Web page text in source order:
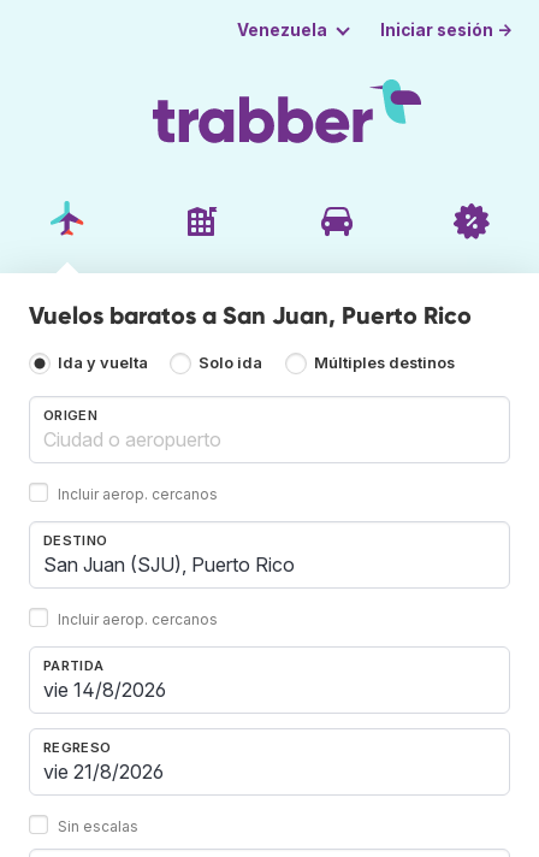
Venezuela Iniciar sesión →
Vuelos baratos a San Juan, Puerto Rico
Ida y vuelta Solo ida Múltiples destinos
ORIGEN
Incluir aerop. cercanos
DESTINO
Incluir aerop. cercanos
PARTIDA
REGRESO
Sin escalas